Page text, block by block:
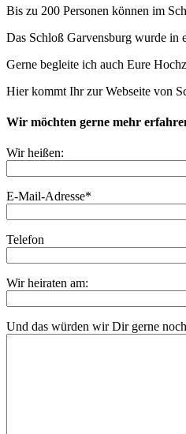
Bis zu 200 Personen können im
Das Schloß Garvensburg wurde in
Gerne begleite ich auch Eure
Hier kommt Ihr zur Webseite von
Wir möchten gerne mehr
Wir heißen:
E-Mail-Adresse*
Telefon
Wir heiraten am:
Und das würden wir Dir gerne